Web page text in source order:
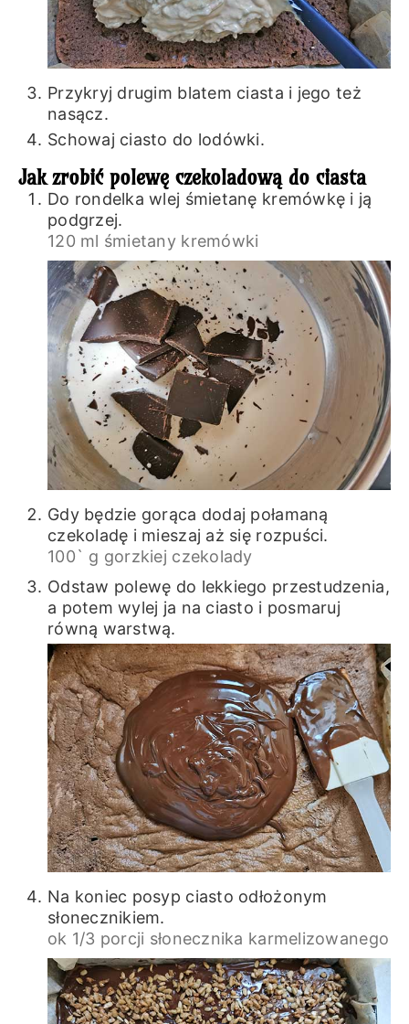
Przykryj drugim blatem ciasta i jego też
nasącz.
Schowaj ciasto do lodówki.
Jak zrobić polewę czekoladową do ciasta
Do rondelka wlej śmietanę kremówkę i ją
podgrzej.
120 ml śmietany kremówki
Gdy będzie gorąca dodaj połamaną
czekoladę i mieszaj aż się rozpuści.
100` g gorzkiej czekolady
Odstaw polewę do lekkiego przestudzenia,
a potem wylej ja na ciasto i posmaruj
równą warstwą.
Na koniec posyp ciasto odłożonym
słonecznikiem.
ok 1/3 porcji słonecznika karmelizowanego